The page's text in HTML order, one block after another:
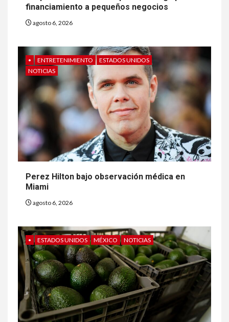
financiamiento a pequeños negocios
agosto 6, 2026
• ENTRETENIMIENTO
ESTADOS UNIDOS
NOTICIAS
Perez Hilton bajo observación médica en
Miami
agosto 6, 2026
• ESTADOS UNIDOS MÉXICO NOTICIAS